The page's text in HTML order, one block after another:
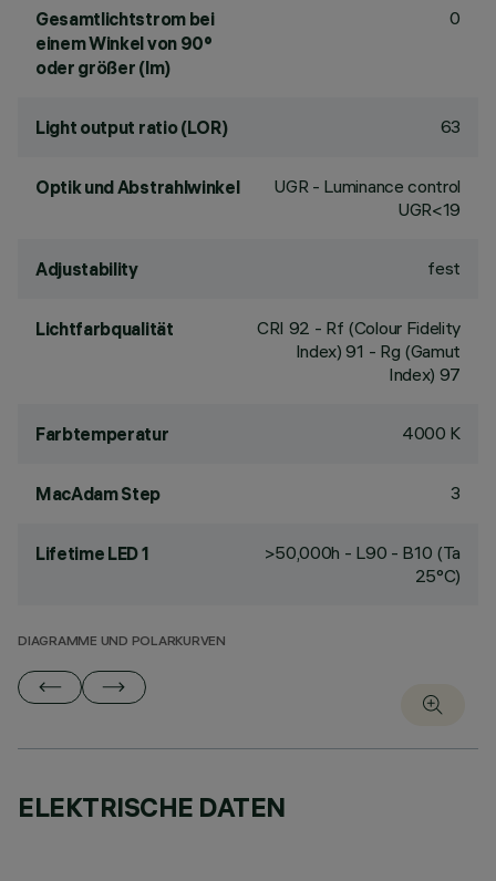
Gesamtlichtstrom bei
einem Winkel von 90°
oder größer (lm)
0
Light output ratio (LOR) 63
Optik und Abstrahlwinkel
UGR - Luminance control
UGR<19
Adjustability fest
Lichtfarbqualität CRI 92 - Rf (Colour Fidelity
Index) 91 - Rg (Gamut
Index) 97
Farbtemperatur 4000 K
MacAdam Step 3
Lifetime LED 1
>50,000h - L90 - B10 (Ta
25°C)
DIAGRAMME UND POLARKURVEN
ELEKTRISCHE DATEN